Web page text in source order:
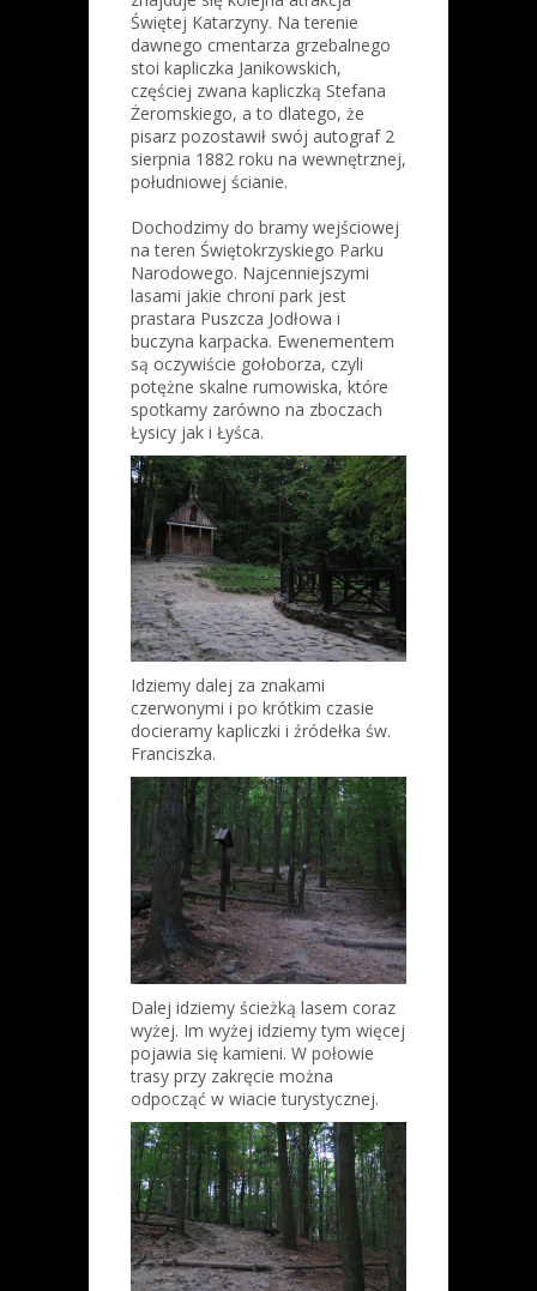
Świętej Katarzyny. Na terenie
dawnego cmentarza grzebalnego
stoi kapliczka Janikowskich,
częściej zwana kapliczką Stefana
Żeromskiego, a to dlatego, że
pisarz pozostawił swój autograf 2
sierpnia 1882 roku na wewnętrznej,
południowej ścianie.
Dochodzimy do bramy wejściowej
na teren Świętokrzyskiego Parku
Narodowego. Najcenniejszymi
lasami jakie chroni park jest
prastara Puszcza Jodłowa i
buczyna karpacka. Ewenementem
są oczywiście gołoborza, czyli
potężne skalne rumowiska, które
spotkamy zarówno na zboczach
Łysicy jak i Łyśca.
Idziemy dalej za znakami
czerwonymi i po krótkim czasie
docieramy kapliczki i źródełka św.
Franciszka.
Dalej idziemy ścieżką lasem coraz
wyżej. Im wyżej idziemy tym więcej
pojawia się kamieni. W połowie
trasy przy zakręcie można
odpocząć w wiacie turystycznej.